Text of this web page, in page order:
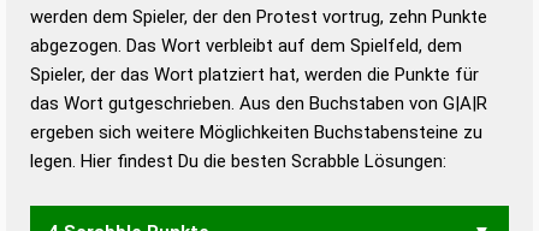
Duden – Standardwerk in 12 Bänden
Duden – Richtiges und gutes
Deutsch
Duden – Die deutsche Grammatik
Duden – Deutsches
Universalwörterbuch
werden dem Spieler, der den Protest vortrug, zehn Punkte
abgezogen. Das Wort verbleibt auf dem Spielfeld, dem
Spieler, der das Wort platziert hat, werden die Punkte für
das Wort gutgeschrieben. Aus den Buchstaben von G|A|R
ergeben sich weitere Möglichkeiten Buchstabensteine zu
legen. Hier findest Du die besten Scrabble Lösungen: